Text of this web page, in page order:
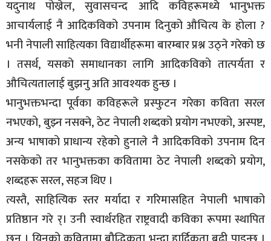
यदुनाथ पोख्रेल, सुवासचन्द आदि कविहरूमध्ये भानुभक्त
आचार्यलाई नै आदिकविको उपनाम दिनुको औचित्य के होला ?
भनी नेपाली साहित्यका विद्यार्थीहरूमा बारम्बार प्रश्न उठ्ने गरेको छ
। तसर्थ, यसको समाधानका लागि आदिकविको तात्पर्यता र
औचित्यतालाई बुझनु अति आवश्यक हुन्छ ।
भानुभक्तभन्दा पूर्वका कविहरूले प्रस्फुटन गरेका कविता सरल
नभएको, बुझ्न नसक्ने, ठेट नेपाली शब्दको प्रयोग नभएको, अस्पष्ट,
अन्य भाषाको प्राधान्य रहेको हुनाले नै आदिकविको उपनाम दिन
नसकेको तर भानुभक्तका कवितामा ठेट नेपाली शब्दको प्रयोग,
शब्दहरू सरल, सहज थिए ।
त्यस्तै, साहित्यिक स्तर मर्यादा र गरिमासहित नेपाली भाषाको
प्रतिष्ठान गरे र्। उनी स्वार्थरहित राष्ट्रवादी कविका रूपमा स्थापित